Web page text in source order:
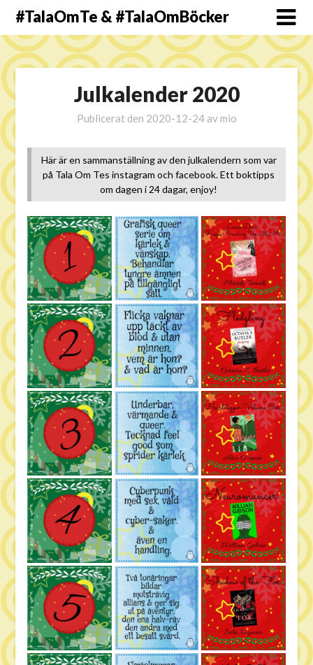
#TalaOmTe & #TalaOmBöcker
Julkalender 2020
Publicerat den 2020-12-24av mio
Här är en sammanställning av den julkalendern som var
på Tala Om Tes instagram och facebook. Ett boktipps
om dagen i 24 dagar, enjoy!